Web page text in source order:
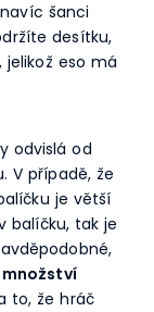
šanci
desítku,
eso má
odvislá od
V případě, že
je větší
balíčku, tak je
množství
to, že hráč